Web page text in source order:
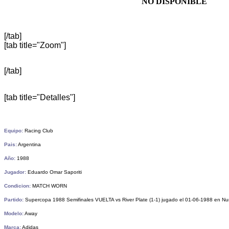
[/tab]
[tab title="Zoom"]
[/tab]
[tab title="Detalles"]
Equipo: Racing Club
Pais:Argentina
Año: 1988
Jugador: Eduardo Omar Saporiti
Condicion: MATCH WORN
Partido: Supercopa 1988 Semifinales VUELTA vs River Plate (1-1) jugado el 01-06-1988 en
Modelo:Away
Marca:Adidas